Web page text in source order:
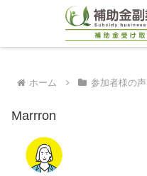
ホーム 参加者様の声
Marrron